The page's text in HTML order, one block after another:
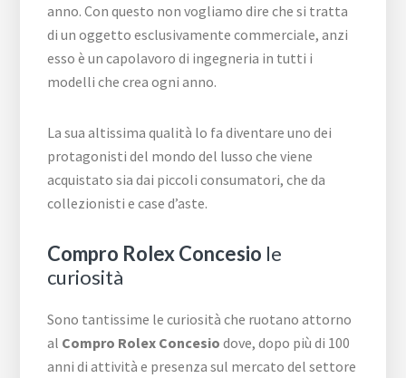
anno. Con questo non vogliamo dire che si tratta
di un oggetto esclusivamente commerciale, anzi
esso è un capolavoro di ingegneria in tutti i
modelli che crea ogni anno.
La sua altissima qualità lo fa diventare uno dei
protagonisti del mondo del lusso che viene
acquistato sia dai piccoli consumatori, che da
collezionisti e case d’aste.
Compro Rolex Concesio le
curiosità
Sono tantissime le curiosità che ruotano attorno
al Compro Rolex Concesio dove, dopo più di 100
anni di attività e presenza sul mercato del settore